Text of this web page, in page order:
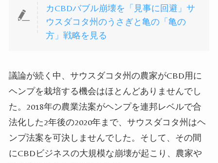
カCBDバブル崩壊を「見事に回避」サ
ウスダコタ州のうさぎと亀の「亀の
方」戦略を見る
議論が続く中、サウスダコタ州の農家がCBD用に
ヘンプを栽培する機会はほとんどありませんでし
た。2018年の農業法案がヘンプを連邦レベルで合
法化した2年後の2020年まで、サウスダコタ州はヘ
ンプ法案を可決しませんでした。そして、その間
にCBDビジネスの大規模な崩壊が起こり、農家や